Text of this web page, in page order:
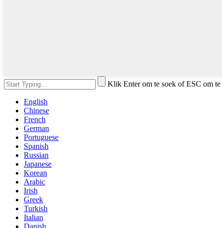
Klik Enter om te soek of ESC om
English
Chinese
French
German
Portuguese
Spanish
Russian
Japanese
Korean
Arabic
Irish
Greek
Turkish
Italian